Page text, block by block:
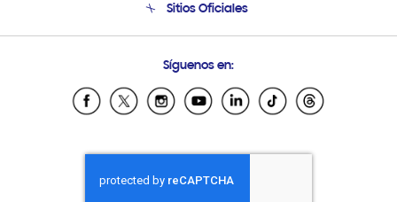
Soporte vía eMail
Sitios Oficiales
Samsung Ecuador
Samsung El Salvador
Samsung Honduras
Samsung Nicaragua
Síguenos en: